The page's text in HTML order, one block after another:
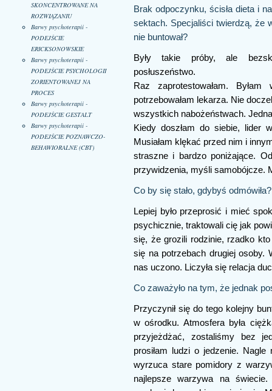
SKONCENTROWANE NA
ROZWIĄZANIU
Barwy psychoterapii -
PODEJŚCIE
ERICKSONOWSKIE
Barwy psychoterapii -
PODEJŚCIE PSYCHOLOGII
ZORIENTOWANEJ NA
PROCES
Barwy psychoterapii -
PODEJŚCIE GESTALT
Barwy psychoterapii -
PODEJŚCIE POZNAWCZO-
BEHAWIORALNE (CBT)
Brak odpoczynku, ścisła dieta i
sektach. Specjaliści twierdzą, że
nie buntował?
Były takie próby, ale
posłuszeństwo.
Raz zaprotestowałam.
potrzebowałam lekarza. Nie
wszystkich nabożeństwach.
Kiedy doszłam do siebie, lider
Musiałam klękać przed nim i
straszne i bardzo poniżające.
przywidzenia, myśli samobójcze.
Co by się stało, gdybyś odmówiła?
Lepiej było przeprosić i mieć
psychicznie, traktowali cię jak
się, że grozili rodzinie, rzadko
się na potrzebach drugiej osoby.
nas uczono. Liczyła się relacja
Co zaważyło na tym, że jednak
Przyczynił się do tego kolejny
w ośrodku. Atmosfera była
przyjeżdżać, zostaliśmy bez
prosiłam ludzi o jedzenie.
wyrzuca stare pomidory z
najlepsze warzywa na